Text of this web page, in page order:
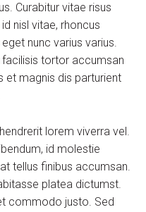
Curabitur vitae risus
nisl vitae, rhoncus
nunc varius varius.
tortor accumsan
et magnis dis parturient
lorem viverra vel.
id molestie
tellus finibus accumsan.
platea dictumst.
commodo justo. Sed